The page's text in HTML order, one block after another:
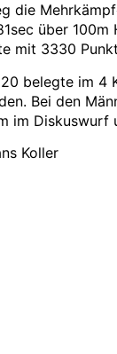
die
über
mit 3330
belegte im 4
Bei den
im Diskuswurf
Koller